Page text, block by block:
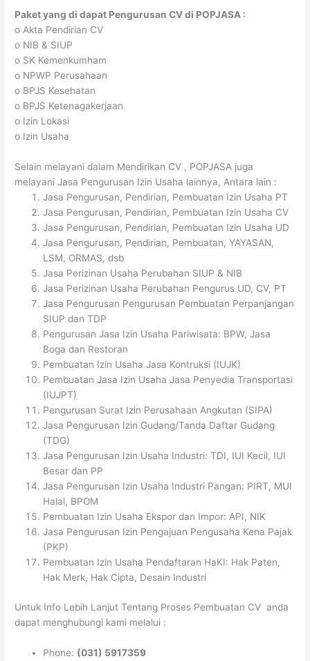
Paket yang di dapat Pengurusan CV di POPJASA :
o Akta Pendirian CV
o NIB & SIUP
o SK Kemenkumham
o NPWP Perusahaan
o BPJS Kesehatan
o BPJS Ketenagakerjaan
o Izin Lokasi
o Izin Usaha
Selain melayani dalam Mendirikan CV , POPJASA juga
melayani Jasa Pengurusan Izin Usaha lainnya, Antara lain :
Jasa Pengurusan, Pendirian, Pembuatan Izin Usaha PT
Jasa Pengurusan, Pendirian, Pembuatan Izin Usaha CV
Jasa Pengurusan, Pendirian, Pembuatan Izin Usaha UD
Jasa Pengurusan, Pendirian, Pembuatan, YAYASAN,
LSM, ORMAS, dsb
Jasa Perizinan Usaha Perubahan SIUP & NIB
Jasa Perizinan Usaha Perubahan Pengurus UD, CV, PT
Jasa Pengurusan Pengurusan Pembuatan Perpanjangan
SIUP dan TDP
Pengurusan Jasa Izin Usaha Pariwisata: BPW, Jasa
Boga dan Restoran
Pembuatan Izin Usaha Jasa Kontruksi (IUJK)
Pembuatan Jasa Izin Usaha Jasa Penyedia Transportasi
(IUJPT)
Pengurusan Surat Izin Perusahaan Angkutan (SIPA)
Jasa Pengurusan Izin Gudang/Tanda Daftar Gudang
(TDG)
Jasa Pengurusan Izin Usaha Industri: TDI, IUI Kecil, IUI
Besar dan PP
Jasa Pengurusan Izin Usaha Industri Pangan: PIRT, MUI
Halal, BPOM
Pembuatan Izin Usaha Ekspor dan Impor: API, NIK
Jasa Pengurusan Izin Pengajuan Pengusaha Kena Pajak
(PKP)
Pembuatan Izin Usaha Pendaftaran HaKI: Hak Paten,
Hak Merk, Hak Cipta, Desain Industri
Untuk Info Lebih Lanjut Tentang Proses Pembuatan CV anda
dapat menghubungi kami melalui :
Phone: (031) 5917359